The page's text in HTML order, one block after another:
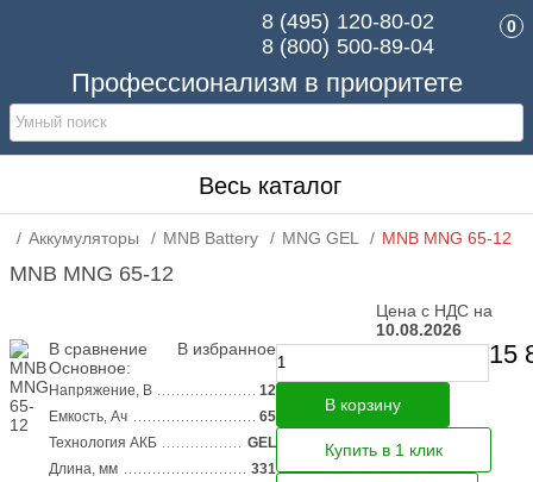
Профессионализм в приоритете
8 (495) 120-80-02
8 (800) 500-89-04
0
Весь каталог
Аккумуляторы MNB Battery MNG GEL MNB MNG 65-12
MNB MNG 65-12
Цена с НДС на
10.08.2026
В сравнение
В избранное
Основное:
Напряжение, В
12
Емкость, Ач
65
Технология АКБ
GEL
Длина, мм
331
15
В корзину
Купить в 1 клик